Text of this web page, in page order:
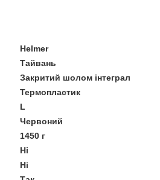
Helmer
Тайвань
Закритий шолом інтеграл
Термопластик
L
Червоний
1450 г
Ні
Ні